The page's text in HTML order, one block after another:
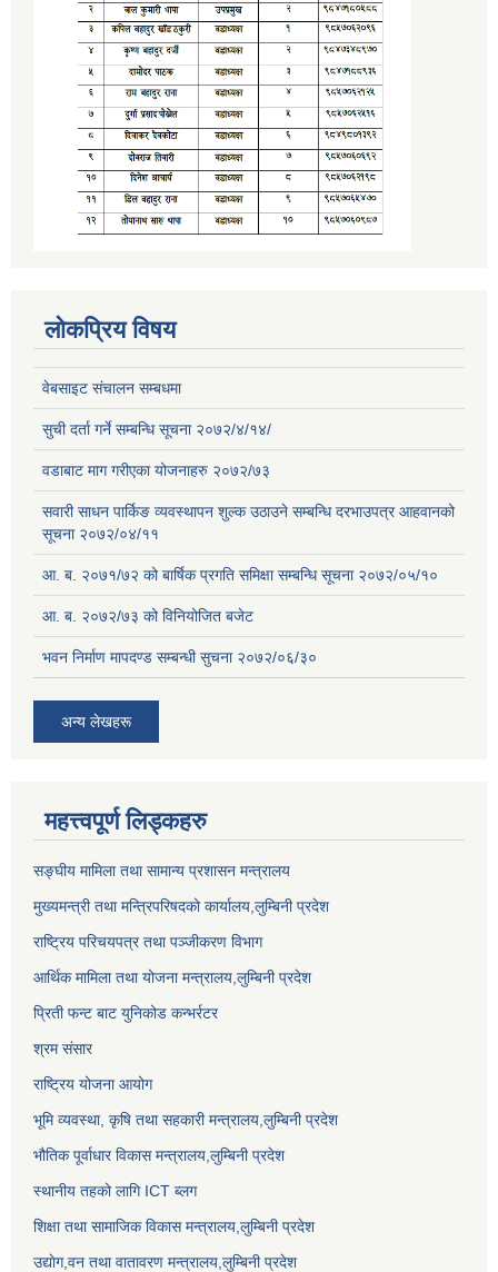
लोकप्रिय विषय
वेबसाइट संचालन सम्बधमा
सुची दर्ता गर्ने सम्बन्धि सूचना २०७२/४/१४/
वडाबाट माग गरीएका योजनाहरु २०७२/७३
सवारी साधन पार्किङ व्यवस्थापन शुल्क उठाउने सम्बन्धि दरभाउपत्र आहवानको
सूचना २०७२/०४/११
आ. ब. २०७१/७२ को बार्षिक प्रगति समिक्षा सम्बन्धि सूचना २०७२/०५/१०
आ. ब. २०७२/७३ को विनियोजित बजेट
भवन निर्माण मापदण्ड सम्बन्धी सुचना २०७२/०६/३०
अन्य लेखहरू
महत्त्वपूर्ण लिड्कहरु
सङ्‍घीय मामिला तथा सामान्य प्रशासन मन्त्रालय
मुख्यमन्त्री तथा मन्त्रिपरिषदको कार्यालय,लुम्बिनी प्रदेश
राष्ट्रिय परिचयपत्र तथा पञ्जीकरण विभाग
आर्थिक मामिला तथा योजना मन्त्रालय,लुम्बिनी प्रदेश
प्रिती फन्ट बाट युनिकोड कन्भर्रटर
श्रम संसार
राष्ट्रिय योजना आयोग
भूमि व्यवस्था, कृषि तथा सहकारी मन्त्रालय,लुम्बिनी प्रदेश
भौतिक पूर्वाधार विकास मन्त्रालय,लुम्बिनी प्रदेश
स्थानीय तहको लागि ICT ब्लग
शिक्षा तथा सामाजिक विकास मन्त्रालय,लुम्बिनी प्रदेश
उद्याेग,वन तथा वातावरण मन्त्रालय,लुम्बिनी प्रदेश